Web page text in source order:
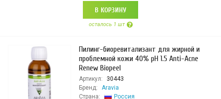
В КОРЗИНУ
осталось 1 шт
Пилинг-биоревитализант для жирной и
проблемной кожи 40% pH 1.5 Anti-Acne
Renew Biopeel
Артикул:
30443
Бренд:
Aravia
Страна:
Россия